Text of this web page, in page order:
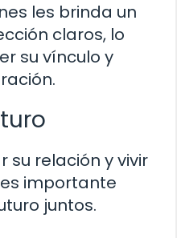
les brinda un
claros, lo
su vínculo y
su relación y vivir
importante
juntos.